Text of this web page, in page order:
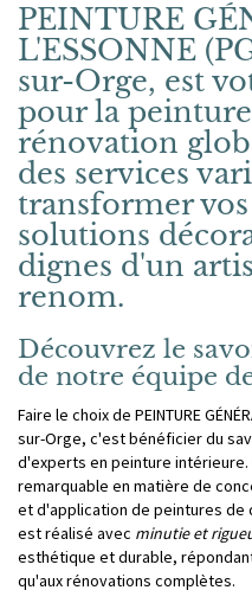
PEINTURE
L'ESSONNE
sur-Orge, est
pour la
rénovation
des services
transformer vos
solutions
dignes d'un
renom.
Découvrez le
de notre équipe
Faire le choix de PEINTURE
sur-Orge, c'est bénéficier du
d'experts en peinture
remarquable en matière de
et d'application de peintures de
est réalisé avec minutie et
esthétique et durable,
qu'aux rénovations complètes.